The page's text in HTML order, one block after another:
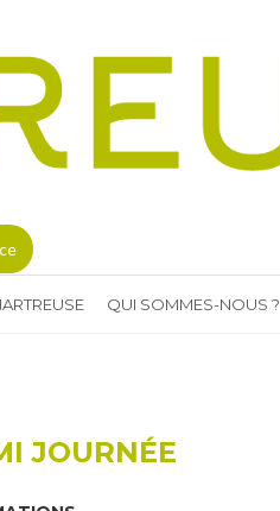
QUI SOMMES-NOUS ?
JOURNÉE